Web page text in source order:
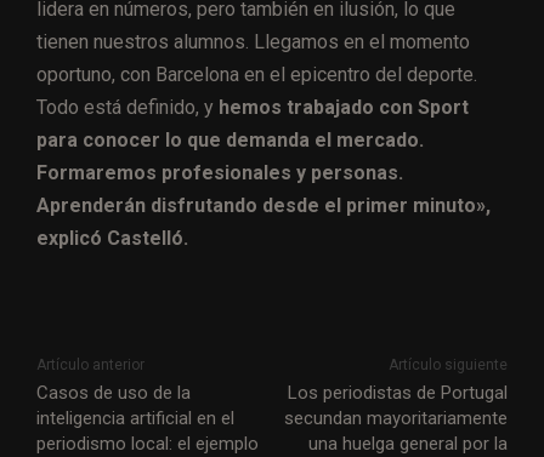
lidera en números, pero también en ilusión, lo que
tienen nuestros alumnos. Llegamos en el momento
oportuno, con Barcelona en el epicentro del deporte.
Todo está definido, y hemos trabajado con Sport
para conocer lo que demanda el mercado.
Formaremos profesionales y personas.
Aprenderán disfrutando desde el primer minuto»,
explicó Castelló.
Artículo anterior
Casos de uso de la
inteligencia artificial en el
periodismo local: el ejemplo
Artículo siguiente
Los periodistas de Portugal
secundan mayoritariamente
una huelga general por la